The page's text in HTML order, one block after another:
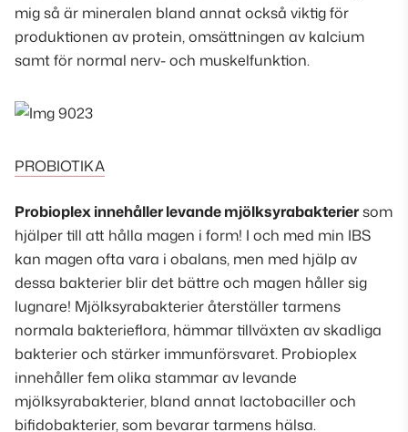
mig så är mineralen bland annat också viktig för
produktionen av protein, omsättningen av kalcium
samt för normal nerv- och muskelfunktion.
PROBIOTIKA
Probioplex innehåller levande mjölksyrabakteriersom
hjälper till att hålla magen i form! I och med min IBS
kan magen ofta vara i obalans, men med hjälp av
dessa bakterier blir det bättre och magen håller sig
lugnare! Mjölksyrabakterier återställer tarmens
normala bakterieflora, hämmar tillväxten av skadliga
bakterier och stärker immunförsvaret. Probioplex
innehåller fem olika stammar av levande
mjölksyrabakterier, bland annat lactobaciller och
bifidobakterier, som bevarar tarmens hälsa.